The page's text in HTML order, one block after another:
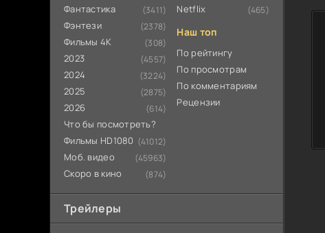
Фантастика (3411)
Фэнтези (2378)
Фильмы 4К (308)
2023 (4557)
2024 (3224)
2025 (2875)
2026 (614)
Что бы посмотреть?
Фильмы HD1080 (41012)
Моб. видео (45963)
Скоро в кино (874)
Netflix (465)
Наш топ
По рейтингу
По просмотрам
По комментариям
Рецензии
Трейлеры